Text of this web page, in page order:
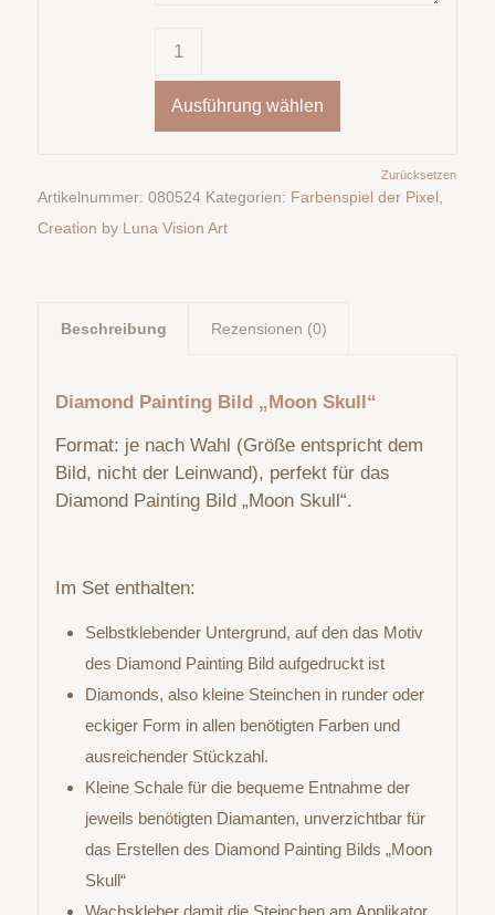
Zurücksetzen
Ausführung wählen
Artikelnummer: 080524 Kategorien: Farbenspiel der Pixel
Creation by Luna Vision Art
Beschreibung Rezensionen (0)
Diamond Painting Bild „Moon Skull“
Format: je nach Wahl (Größe entspricht dem
Bild, nicht der Leinwand), perfekt für das
Diamond Painting Bild „Moon Skull“.
Im Set enthalten:
Selbstklebender Untergrund, auf den das Motiv
des Diamond Painting Bild aufgedruckt ist
Diamonds, also kleine Steinchen in runder oder
eckiger Form in allen benötigten Farben und
ausreichender Stückzahl.
Kleine Schale für die bequeme Entnahme der
jeweils benötigten Diamanten, unverzichtbar für
das Erstellen des Diamond Painting Bilds „Moon
Skull“